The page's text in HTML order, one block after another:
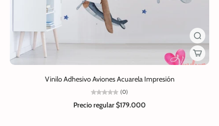
Vinilo Adhesivo Aviones Acuarela Impresión
(0)
Precio regular$179.000